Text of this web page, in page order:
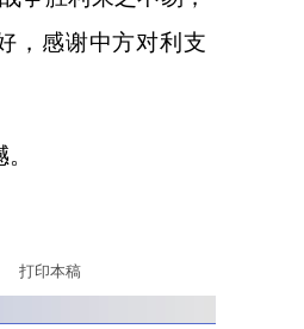
，感谢中方对利支
打印本稿